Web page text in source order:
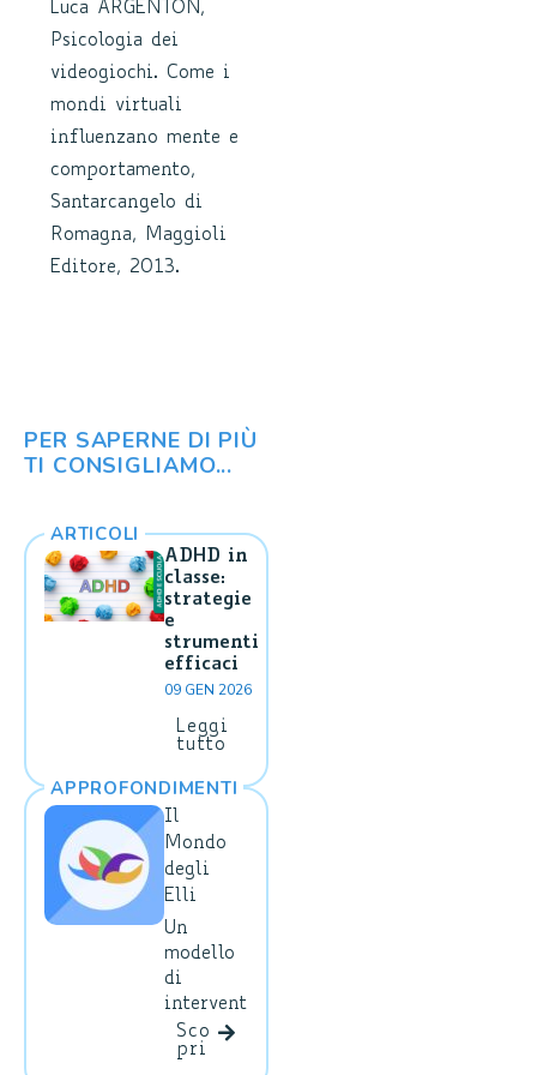
Luca ARGENTON,
Psicologia dei
videogiochi. Come i
mondi virtuali
influenzano mente e
comportamento,
Santarcangelo di
Romagna, Maggioli
Editore, 2013.
PER SAPERNE DI PIÙ
TI CONSIGLIAMO...
ARTICOLI
ADHD in
classe:
strategie
e
strumenti
efficaci
09 GEN 2026
Leggi
tutto
APPROFONDIMENTI
Il
Mondo
degli
Elli
Un
modello
di
intervent
educativ
Sco
pri